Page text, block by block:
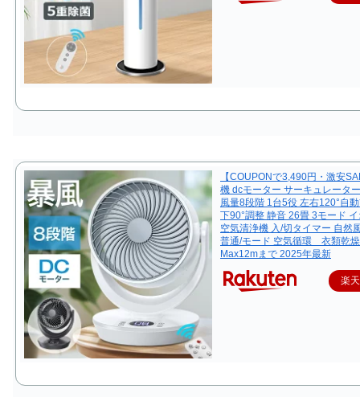
【COUPONで3,490円・激安
機 dcモーター サーキュレータ
風量8段階 1台5役 左右120°自
下90°調整 静音 26畳 3モード
空気清浄機 入/切タイマー 自然
普通/モード 空気循環 衣類乾
Max12mまで 2025年最新
楽